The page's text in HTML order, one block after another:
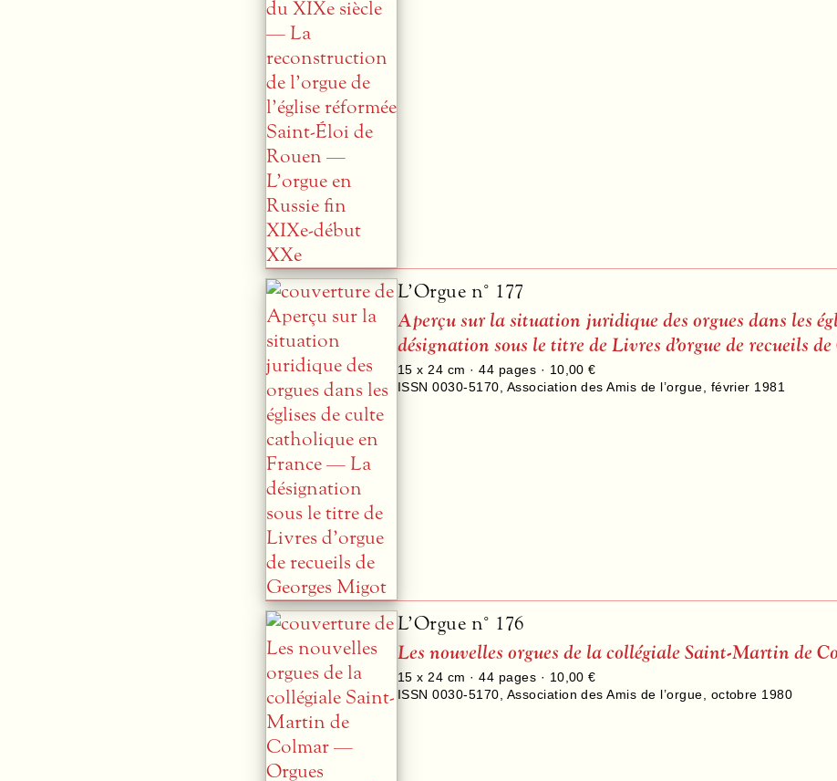
L’Orgue n° 177
Aperçu sur la situation juridique des orgues dans les
désignation sous le titre de Livres d’orgue de recueils
15 x 24 cm ·44 pages · 10,00 €
ISSN 0030-5170 Association des Amis de l’orgue février 1981
L’Orgue n° 176
Les nouvelles orgues de la collégiale Saint-Martin de
15 x 24 cm ·44 pages · 10,00 €
ISSN 0030-5170 Association des Amis de l’orgue octobre 1980